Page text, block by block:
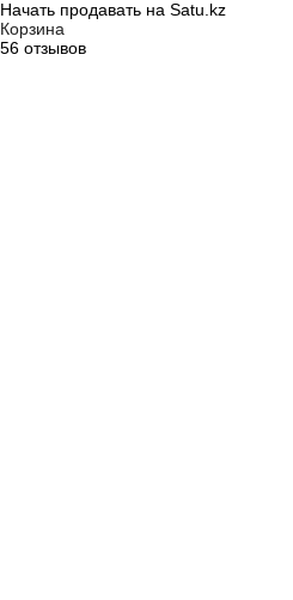
Начать продавать на Satu.kz
Корзина
56 отзывов